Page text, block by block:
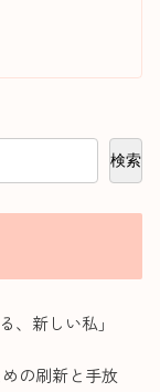
検索
、新しい私」
の刷新と手放